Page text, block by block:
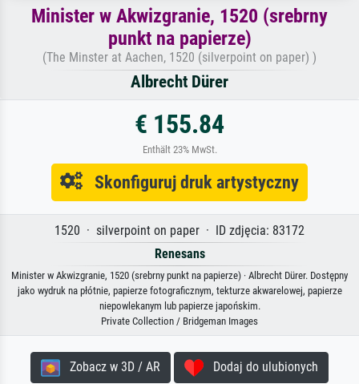
Minister w Akwizgranie, 1520 (srebrny
punkt na papierze)
(The Minster at Aachen, 1520 (silverpoint on paper) )
Albrecht Dürer
€ 155.84
Enthält 23% MwSt.
Skonfiguruj druk artystyczny
1520 · silverpoint on paper · ID zdjęcia: 83172
Renesans
Minister w Akwizgranie, 1520 (srebrny punkt na papierze) · Albrecht Dürer. Dostępny
jako wydruk na płótnie, papierze fotograficznym, tekturze akwarelowej, papierze
niepowlekanym lub papierze japońskim.
Private Collection / Bridgeman Images
Zobacz w 3D / AR Dodaj do ulubionych